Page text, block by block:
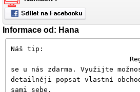
Informace od: Hana